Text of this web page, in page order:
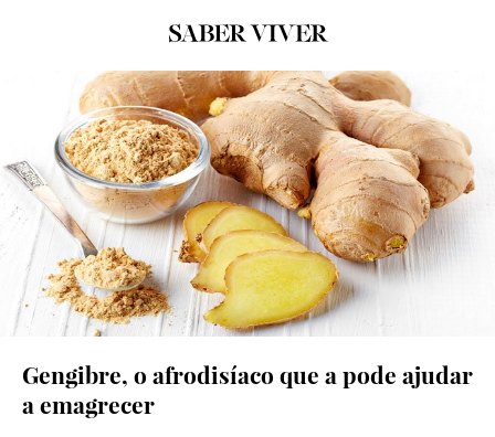
© Shutterstock
Gengibre, o afrodisíaco que a pode ajudar
a emagrecer